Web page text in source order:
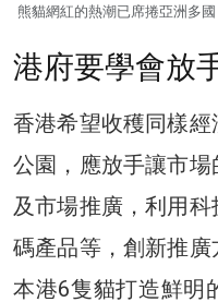
熊貓網紅的熱潮已席捲亞洲多
港府要學會放
香港希望收穫同樣
公園，應放手讓市
及市場推廣，利用
碼產品等，創新推
本港6隻貓打造鮮明